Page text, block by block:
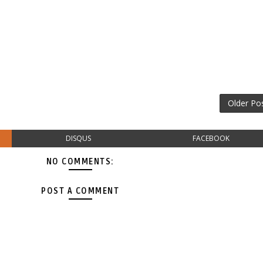
Older
DISQUS FACEBOOK
NO COMMENTS:
POST A COMMENT